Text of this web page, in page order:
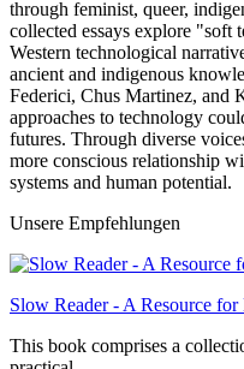
through feminist, queer,
collected essays explore "soft
Western technological
ancient and indigenous
Federici, Chus Martinez, and
approaches to technology
futures. Through diverse
more conscious relationship
systems and human potential.
Unsere Empfehlungen
Slow Reader - A Resource
This book comprises a